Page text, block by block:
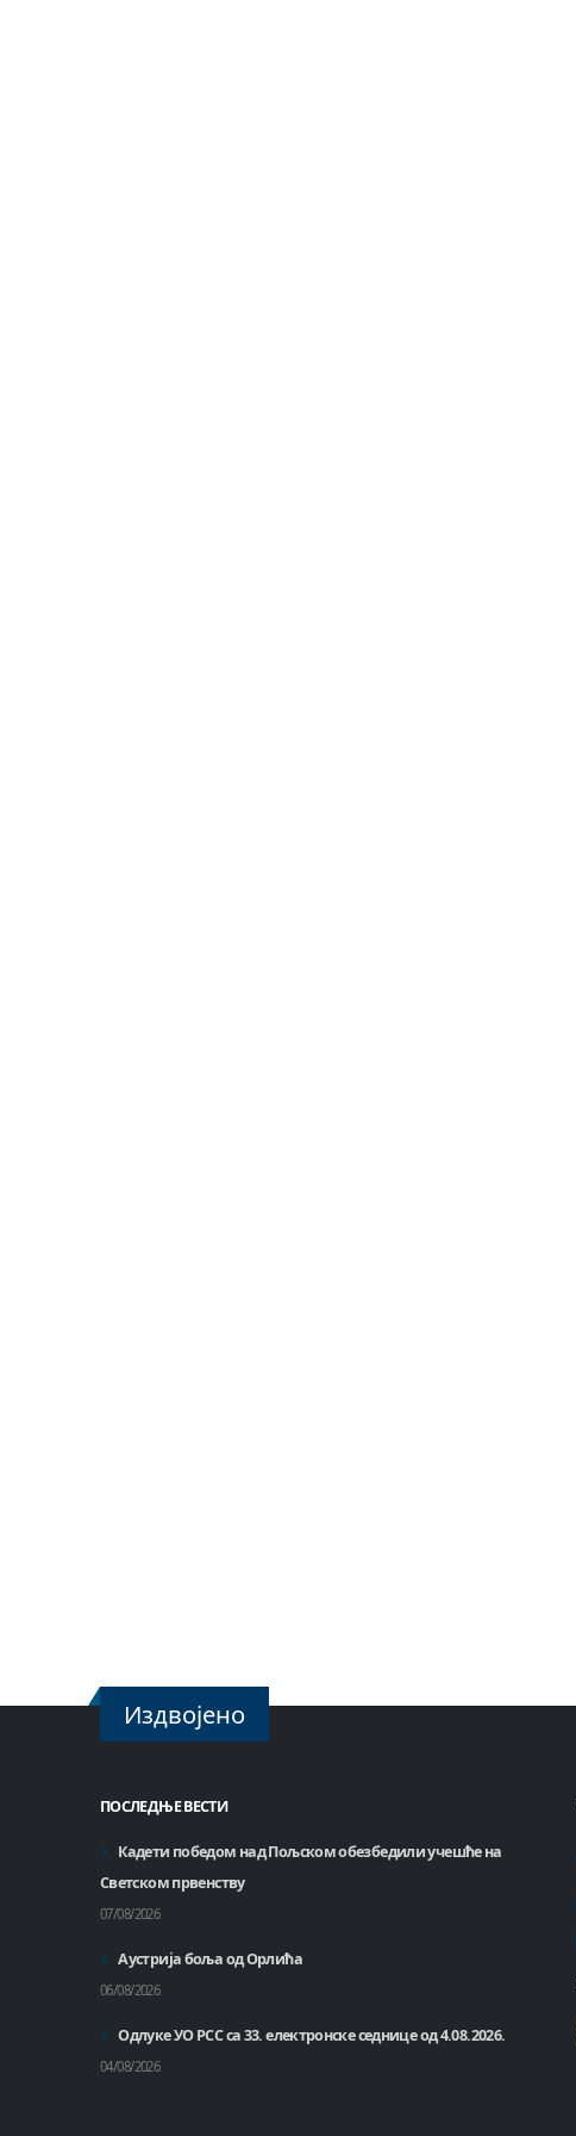
Издвојено
ПОСЛЕДЊЕ ВЕСТИ
Кадети победом над Пољском обезбедили учешће на
Светском првенству
07/08/2026
Аустрија боља од Орлића
06/08/2026
Одлуке УО РСС са 33. електронске седнице од 4.08.2026.
04/08/2026